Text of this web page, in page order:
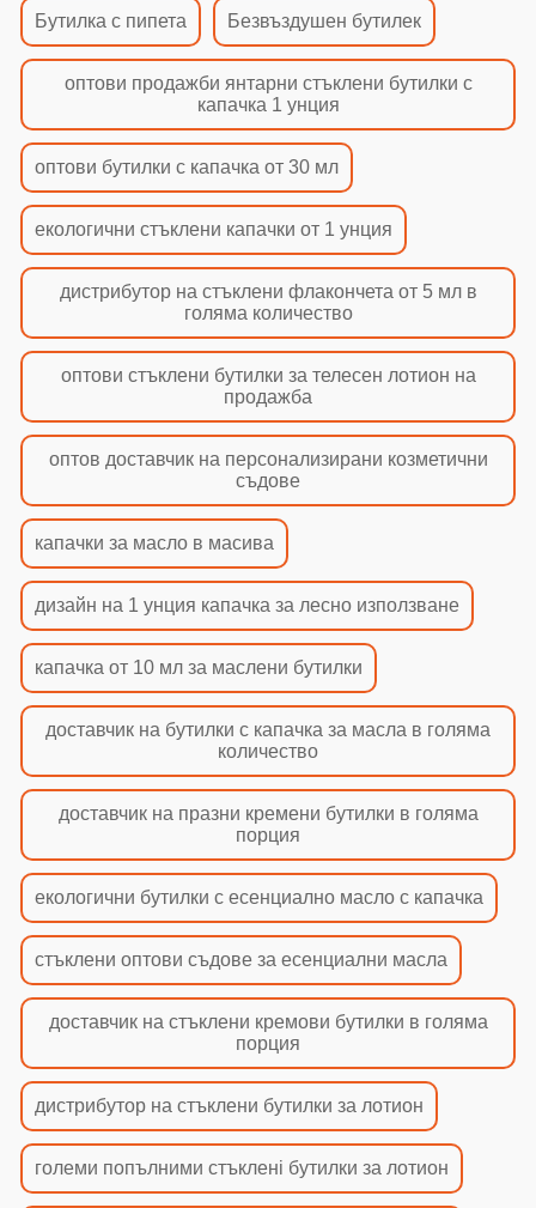
Бутилка с пипета Безвъздушен бутилек
оптови продажби янтарни стъклени бутилки с
капачка 1 унция
оптови бутилки с капачка от 30 мл
екологични стъклени капачки от 1 унция
дистрибутор на стъклени флакончета от 5 мл в
голяма количество
оптови стъклени бутилки за телесен лотион на
продажба
оптов доставчик на персонализирани козметични
съдове
капачки за масло в масива
дизайн на 1 унция капачка за лесно използване
капачка от 10 мл за маслени бутилки
доставчик на бутилки с капачка за масла в голяма
количество
доставчик на празни кремени бутилки в голяма
порция
екологични бутилки с есенциално масло с капачка
стъклени оптови съдове за есенциални масла
доставчик на стъклени кремови бутилки в голяма
порция
дистрибутор на стъклени бутилки за лотион
големи попълними стъкленi бутилки за лотион